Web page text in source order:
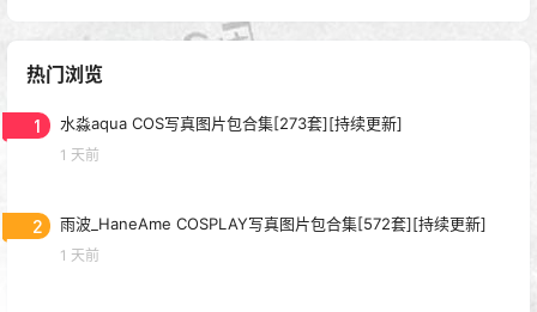
热门浏览
1 水淼aqua COS写真图片包合集[273套][持续更新]
1 天前
2 雨波_HaneAme COSPLAY写真图片包合集[572套][持续更新]
1 天前